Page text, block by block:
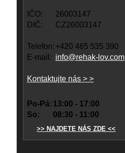
IČO:
26003147
DIČ:
CZ26003147
Telefon: +420 465 535 390
E-mail: info@rehak-lov.com
Kontaktujte nás > >
Po-Pá: 13:00 - 17:00
So:
08:30 - 11:00
>> NAJDETE NÁS ZDE <<